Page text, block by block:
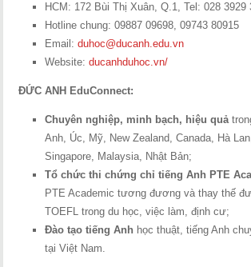
HCM: 172 Bùi Thị Xuân, Q.1, Tel: 028 3929
Hotline chung: 09887 09698, 09743 80915
Email:duhoc@ducanh.edu.vn
Website:ducanhduhoc.vn/
ĐỨC ANH EduConnect:
Chuyên nghiệp, minh bạch, hiệu quả
Anh, Úc, Mỹ, New Zealand, Canada, Hà
Singapore, Malaysia, Nhật Bản;
Tổ chức thi chứng chỉ tiếng Anh PTE
PTE Academic tương đương và thay thế
TOEFL trong du học, việc làm, định cư;
Đào tạo tiếng Anh học thuật, tiếng Anh
tại Việt Nam.